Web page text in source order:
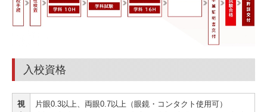
採用情報
受付事務員
入校資格
視
片眼0.3以上、両眼0.7以上（眼鏡・コンタクト使用可）